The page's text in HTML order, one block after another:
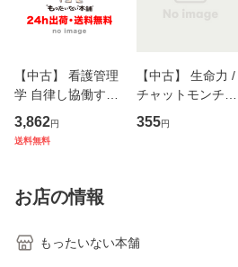
【中古】 看護管理
学 自律し協働する
専門職の看護マネ
ジメントスキル 改
恵 藤本幸三 / 南江
堂 [単行
3,862円
送料無料
【中古】 生命力 /
チャットモンチー /
キューンレコード
[CD]【メール便送
355円
お店の情報
もったいない本舗